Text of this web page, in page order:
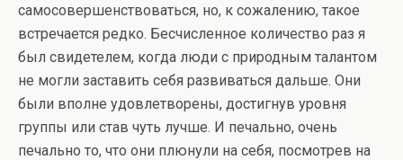
самосовершенствоваться, но, к сожалению, такое
встречается редко. Бесчисленное количество раз я
был свидетелем, когда люди с природным талантом
не могли заставить себя развиваться дальше. Они
были вполне удовлетворены, достигнув уровня
группы или став чуть лучше. И печально, очень
печально то, что они плюнули на себя, посмотрев на